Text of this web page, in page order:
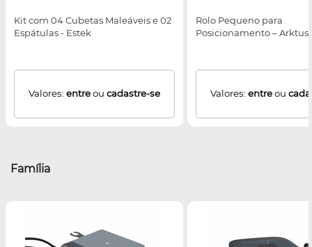
Kit com 04 Cubetas Maleáveis e 02
Espátulas - Estek
Valores: entreou cadastre-se
Rolo Pequeno para
Posicionamento – Arktus
Valores: entreou
Família